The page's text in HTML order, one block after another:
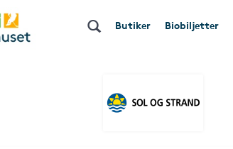
Butiker Biobiljetter